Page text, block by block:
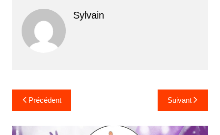
Sylvain
Navigation
de
l’article
Précédent Suivant